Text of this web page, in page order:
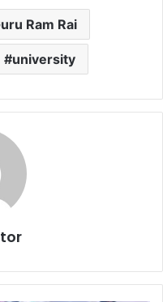
Ram Rai
university